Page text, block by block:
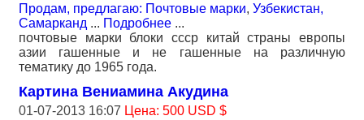
Продам, предлагаю: Почтовые марки, Узбекистан,
Самарканд ... Подробнее ...
почтовые марки блоки ссср китай страны европы
азии гашенные и не гашенные на различную
тематику до 1965 года.
Картина Вениамина Акудина
01-07-2013 16:07 Цена: 500 USD $